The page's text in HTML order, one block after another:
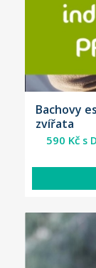
Bachovy
zvířata
590 Kč s